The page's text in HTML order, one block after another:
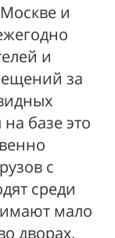
и
и
за
базе это
с
среди
мало
дворах.